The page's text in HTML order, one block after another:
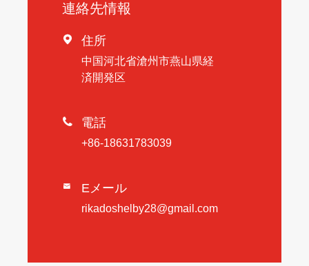
連絡先情報
 住所
中国河北省滄州市燕山県経
済開発区
 電話
+86-18631783039
 Eメール
rikadoshelby28@gmail.com